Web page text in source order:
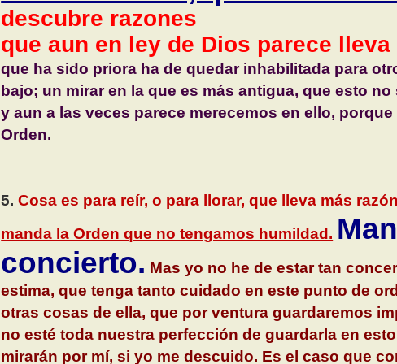
descubre razones
que aun en ley de Dios parece lleva
que ha sido priora ha de quedar inhabilitada para
bajo; un mirar en la que es más antigua, que esto
y aun a las veces parece merecemos en ello,
Orden.
5. Cosa es para reír, o para llorar, que lleva más
manda la Orden que no tengamos humildad.
concierto. Mas yo no he de estar tan
estima, que tenga tanto cuidado en este punto de
otras cosas de ella, que por ventura guardaremos
no esté toda nuestra perfección de guardarla en
mirarán por mí, si yo me descuido. Es el caso que